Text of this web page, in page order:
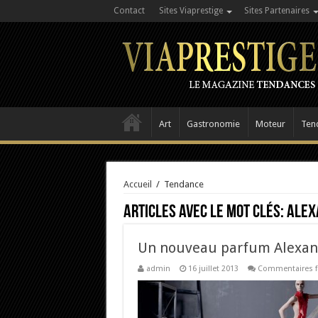
Contact Sites Viaprestige Sites Partenaires
Art Gastronomie Moteur
Accueil / Tendance
Articles avec le mot clés:
Un nouveau parfum
admin 16 juillet 2013 Commentaires